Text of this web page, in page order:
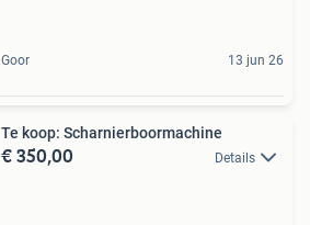
Goor 13 jun 26
Te koop: Scharnierboormachine
€ 350,00 Details